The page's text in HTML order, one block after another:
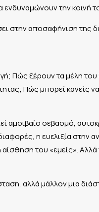
την κοινή
στην αποσαφήνιση της
Πώς ξέρουν τα μέλη
Πώς μπορεί κανείς να
αμοιβαίο σεβασμό,
η ευελιξία στην
του «εμείς».
αλλά μάλλον μια